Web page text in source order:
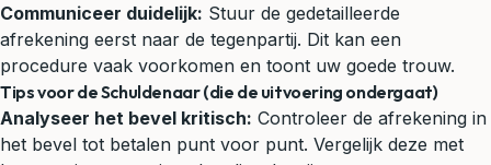
Communiceer duidelijk: Stuur de gedetailleerde
afrekening eerst naar de tegenpartij. Dit kan een
procedure vaak voorkomen en toont uw goede trouw.
Tips voor de Schuldenaar (die de uitvoering ondergaat)
Analyseer het bevel kritisch: Controleer de afrekening in
het bevel tot betalen punt voor punt. Vergelijk deze met